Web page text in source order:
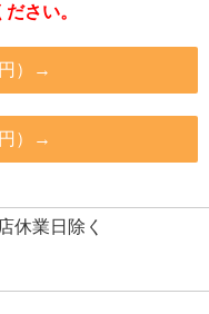
さい。
）→
）→
休業日除く